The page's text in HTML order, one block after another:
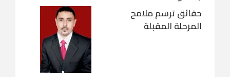
حقائق ترسم ملامح
المرحلة المقبلة